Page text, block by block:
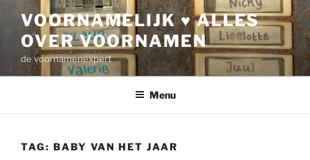
inhoud
VOORNAMELIJK ♥ ALLES
OVER VOORNAMEN
de voornamenexpert
Menu
TAG: BABY VAN HET JAAR